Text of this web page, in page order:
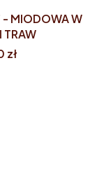
- MIODOWA W
TRAW
zł